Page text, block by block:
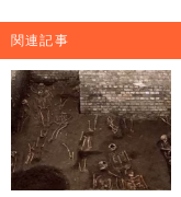
関連記事